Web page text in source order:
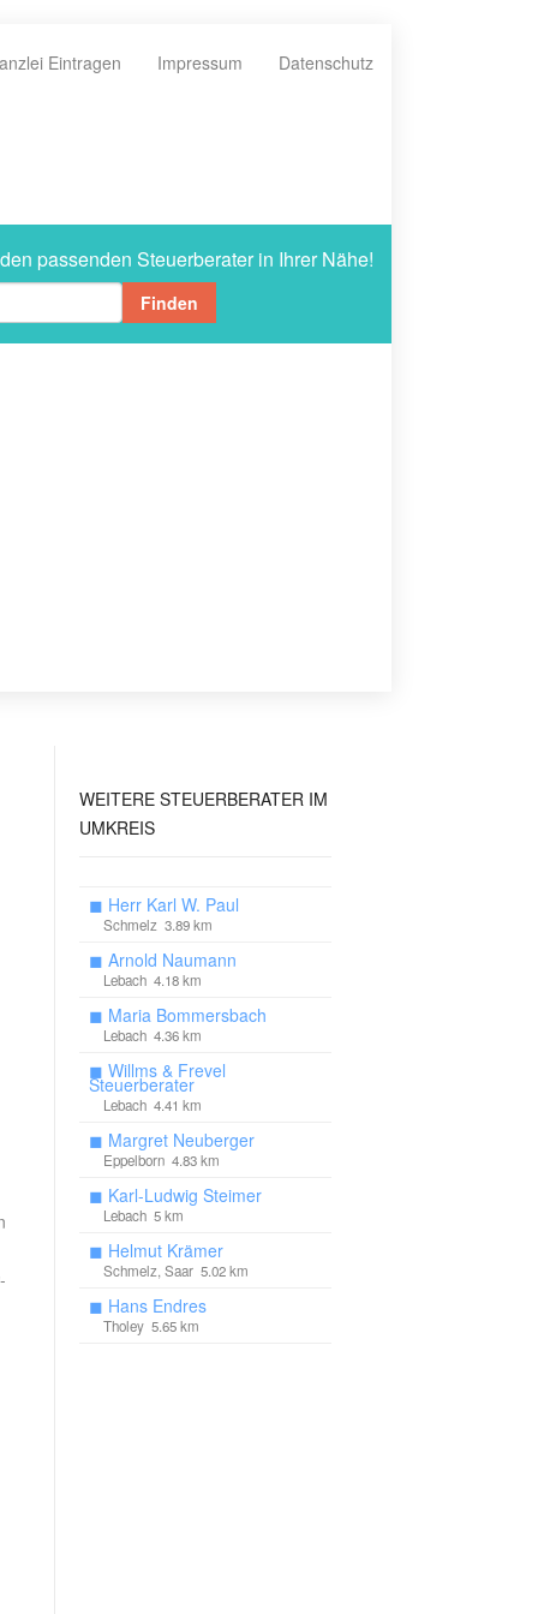
Eintragen Impressum Datenschutz
passenden Steuerberater in Ihrer Nähe!
Finden
WEITERE STEUERBERATER IM
UMKREIS
◼ Herr Karl W. Paul
Schmelz 3.89 km
◼ Arnold Naumann
Lebach 4.18 km
◼ Maria Bommersbach
Lebach 4.36 km
◼ Willms & Frevel
Steuerberater
Lebach 4.41 km
◼ Margret Neuberger
Eppelborn 4.83 km
◼ Karl-Ludwig Steimer
Lebach 5 km
◼ Helmut Krämer
Schmelz, Saar 5.02 km
◼ Hans Endres
Tholey 5.65 km